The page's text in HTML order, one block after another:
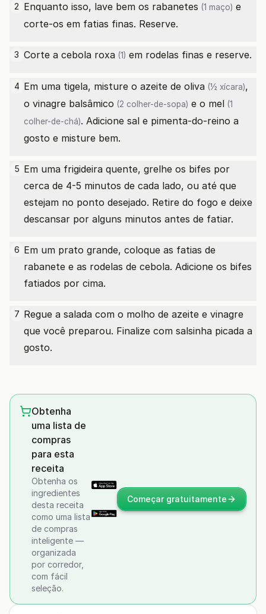
2 Enquanto isso, lave bem os rabanetes (1 maço) e
corte-os em fatias finas. Reserve.
3 Corte a cebola roxa (1) em rodelas finas e reserve.
4 Em uma tigela, misture o azeite de oliva (½ xícara),
o vinagre balsâmico (2 colher-de-sopa) e o mel (1
colher-de-chá). Adicione sal e pimenta-do-reino a
gosto e misture bem.
5 Em uma frigideira quente, grelhe os bifes por
cerca de 4-5 minutos de cada lado, ou até que
estejam no ponto desejado. Retire do fogo e deixe
descansar por alguns minutos antes de fatiar.
6 Em um prato grande, coloque as fatias de
rabanete e as rodelas de cebola. Adicione os bifes
fatiados por cima.
7 Regue a salada com o molho de azeite e vinagre
que você preparou. Finalize com salsinha picada a
gosto.
Obtenha
uma lista de
compras
para esta
receita
Obtenha os
ingredientes
desta receita
como uma lista
de compras
inteligente —
organizada
por corredor,
com fácil
seleção.
Começar gratuitamente